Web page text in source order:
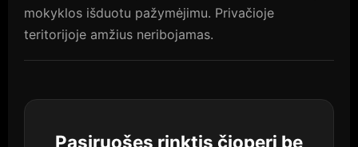
mokyklos išduotu pažymėjimu. Privačioje
teritorijoje amžius neribojamas.
Pasiruošęs rinktis čioperį be